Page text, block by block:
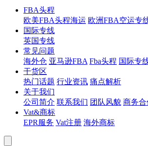
FBA头程
欧美FBA头程海运 欧洲FBA空运专
国际专线
英国专线
常见问题
海外仓 亚马逊FBA Fba头程 国际专
干货区
热门话题 行业资讯 痛点解析
关于我们
公司简介 联系我们 团队风貌 商务合
Vat&商标
EPR服务 Vat注册 海外商标